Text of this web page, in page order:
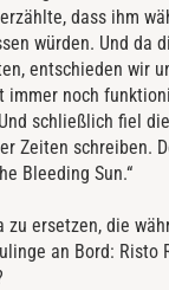
dass ihm
würden. Und da
entschieden wir
immer noch
schließlich fiel
Zeiten schreiben.
Bleeding Sun.“
ersetzen, die
an Bord: Risto